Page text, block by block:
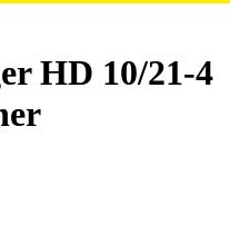
HD 10/21-4